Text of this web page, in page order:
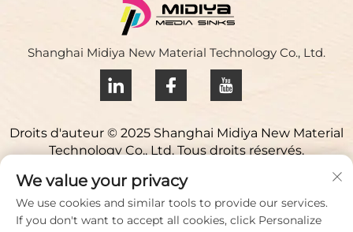
Shanghai Midiya New Material Technology Co., Ltd.
Droits d'auteur © 2025 Shanghai Midiya New Material
Technology Co., Ltd. Tous droits réservés.
Politique de confidentialité
Contactez-nous
We value your privacy
We use cookies and similar tools to provide our services.
If you don't want to accept all cookies, click Personalize